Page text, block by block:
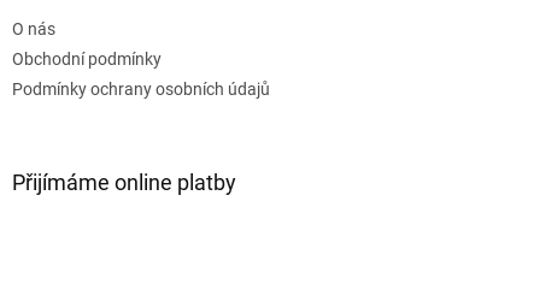
O nás
Obchodní podmínky
Podmínky ochrany osobních údajů
Přijímáme online platby